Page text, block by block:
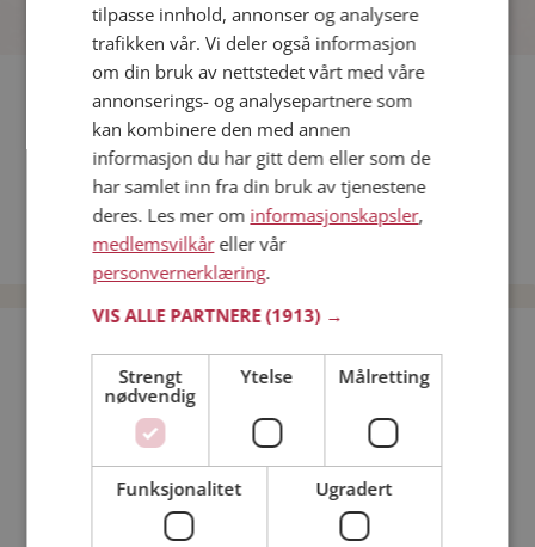
Fler single
Flere singlemenn fra Elverum:Tor,Arne,Magne
Kvinner fra Elverum
Date kvinner i Norge
Date menn i Norge
Bli medlem gratis!
Jeg er en: Mann Kvinne
Min alder:
tilpasse innhold, annonser og analysere
trafikken vår. Vi deler også informasjon
om din bruk av nettstedet vårt med våre
annonserings- og analysepartnere som
kan kombinere den med annen
informasjon du har gitt dem eller som de
har samlet inn fra din bruk av tjenestene
deres. Les mer om informasjonskapsler,
medlemsvilkåreller vår
personvernerklæring.
VIS ALLE PARTNERE(1913) →
Strengt
nødvendig
Ytelse Målretting
Funksjonalitet Ugradert